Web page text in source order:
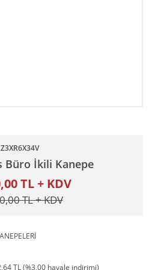
Büro İkili Kanepe
TL + KDV
TL + KDV
TL (%3,00 havale indirimi)